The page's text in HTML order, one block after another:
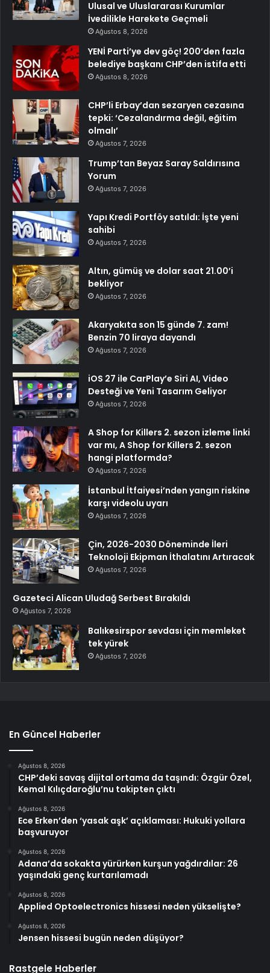
Ulusal ve Uluslararası Kurumlar
İvedilikle Harekete Geçmeli
Ağustos 8, 2026
YENİ Parti’ye dev göç! 200’den fazla
belediye başkanı CHP’den istifa etti
Ağustos 8, 2026
CHP’li Erbay’dan sezaryen cezasına
tepki: ‘Cezalandırma değil, eğitim
olmalı’
Ağustos 7, 2026
Trump’tan Beyaz Saray Saldırısına
Yorum
Ağustos 7, 2026
Yapı Kredi Portföy satıldı: İşte yeni
sahibi
Ağustos 7, 2026
Altın, gümüş ve dolar saat 21.00’i
bekliyor
Ağustos 7, 2026
Akaryakıta son 15 günde 7. zam!
Benzin 70 liraya dayandı
Ağustos 7, 2026
iOS 27 ile CarPlay’e Siri AI, Video
Desteği ve Yeni Tasarım Geliyor
Ağustos 7, 2026
A Shop for Killers 2. sezon izleme linki
var mı, A Shop for Killers 2. sezon
hangi platformda?
Ağustos 7, 2026
İstanbul İtfaiyesi’nden yangın riskine
karşı videolu uyarı
Ağustos 7, 2026
Çin, 2026-2030 Döneminde İleri
Teknoloji Ekipman İthalatını Artıracak
Ağustos 7, 2026
Gazeteci Alican Uludağ Serbest Bırakıldı
Ağustos 7, 2026
Balıkesirspor sevdası için memleket
tek yürek
Ağustos 7, 2026
En Güncel Haberler
Ağustos 8, 2026
CHP’deki savaş dijital ortama da taşındı: Özgür Özel,
Kemal Kılıçdaroğlu’nu takipten çıktı
Ağustos 8, 2026
Ece Erken’den ‘yasak aşk’ açıklaması: Hukuki yollara
başvuruyor
Ağustos 8, 2026
Adana’da sokakta yürürken kurşun yağdırdılar: 26
yaşındaki genç kurtarılamadı
Ağustos 8, 2026
Applied Optoelectronics hissesi neden yükselişte?
Ağustos 8, 2026
Jensen hissesi bugün neden düşüyor?
Rastgele Haberler